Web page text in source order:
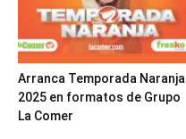
Arranca Temporada Naranja
2025 en formatos de Grupo
La Comer